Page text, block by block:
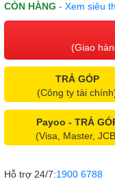
CÒN HÀNG - Xem siêu
(Giao
TRẢ GÓP
(Công ty tài
Payoo - TRẢ
(Visa, Master,
Hỗ trợ 24/7:1900 6788